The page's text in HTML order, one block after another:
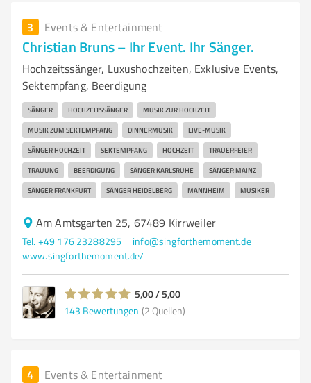
3 Events & Entertainment
Christian Bruns – Ihr Event. Ihr Sänger.
Hochzeitssänger, Luxushochzeiten, Exklusive Events,
Sektempfang, Beerdigung
SÄNGER HOCHZEITSSÄNGER MUSIK ZUR HOCHZEIT
MUSIK ZUM SEKTEMPFANG DINNERMUSIK LIVE-MUSIK
SÄNGER HOCHZEIT SEKTEMPFANG HOCHZEIT TRAUERFEIER
TRAUUNG BEERDIGUNG SÄNGER KARLSRUHE SÄNGER MAINZ
SÄNGER FRANKFURT SÄNGER HEIDELBERG MANNHEIM MUSIKER
Am Amtsgarten 25, 67489 Kirrweiler
Tel. +49 176 23288295
info@singforthemoment.de
www.singforthemoment.de/
5,00 / 5,00
143 Bewertungen (2 Quellen)
4 Events & Entertainment